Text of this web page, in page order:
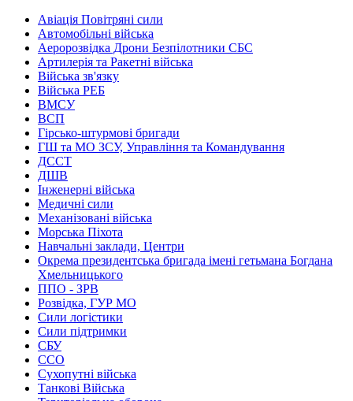
Авіація Повітряні сили
Автомобільні війська
Аеророзвідка Дрони Безпілотники СБС
Артилерія та Ракетні війська
Війська зв'язку
Війська РЕБ
ВМСУ
ВСП
Гірсько-штурмові бригади
ГШ та МО ЗСУ, Управління та Командування
ДССТ
ДШВ
Інженерні війська
Медичні сили
Механізовані війська
Морська Піхота
Навчальні заклади, Центри
Окрема президентська бригада імені гетьмана Богдана
Хмельницького
ППО - ЗРВ
Розвідка, ГУР МО
Сили логістики
Сили підтримки
СБУ
ССО
Сухопутні війська
Танкові Війська